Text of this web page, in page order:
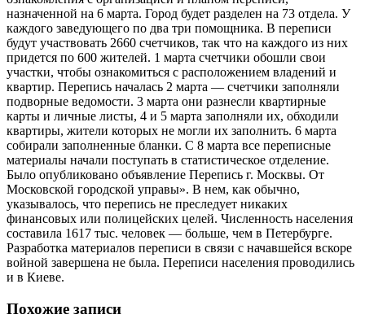
назначенной на 6 марта. Город будет разделен на 73 отдела. У
каждого заведующего по два три помощника. В переписи
будут участвовать 2660 счетчиков, так что на каждого из них
придется по 600 жителей. 1 марта счетчики обошли свои
участки, чтобы ознакомиться с расположением владений и
квартир. Перепись началась 2 марта — счетчики заполняли
подворные ведомости. 3 марта они разнесли квартирные
карты и личные листы, 4 и 5 марта заполняли их, обходили
квартиры, жители которых не могли их заполнить. 6 марта
собирали заполненные бланки. С 8 марта все переписные
материалы начали поступать в статистическое отделение.
Было опубликовано объявление Перепись г. Москвы. От
Московской городской управы». В нем, как обычно,
указывалось, что перепись не преследует никаких
финансовых или полицейских целей. Численность населения
составила 1617 тыс. человек — больше, чем в Петербурге.
Разработка материалов переписи в связи с начавшейся вскоре
войной завершена не была. Переписи населения проводились
и в Киеве.
Похожие записи